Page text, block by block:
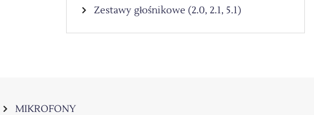
Zestawy głośnikowe (2.0, 2.1, 5.1)
MIKROFONY